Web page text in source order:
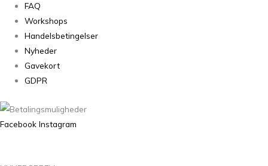
FAQ
Workshops
Handelsbetingelser
Nyheder
Gavekort
GDPR
Facebook Instagram